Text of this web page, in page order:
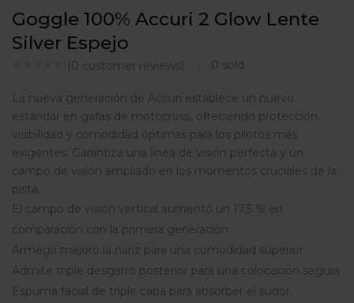
Goggle 100% Accuri 2 Glow Lente
Silver Espejo
(0 customer reviews) 0 sold
La nueva generación de Accuri establece un nuevo
estándar en gafas de motocross, ofreciendo protección,
visibilidad y comodidad óptimas para los pilotos más
exigentes. Garantiza una línea de visión perfecta y un
campo de visión ampliado en los momentos cruciales de la
pista.
El campo de visión vertical aumentó un 17,5 % en
comparación con la primera generación
Armega mejoró la nariz para una comodidad superior
Admite triple desgarro posterior para una colocación segura
Espuma facial de triple capa para absorber el sudor.